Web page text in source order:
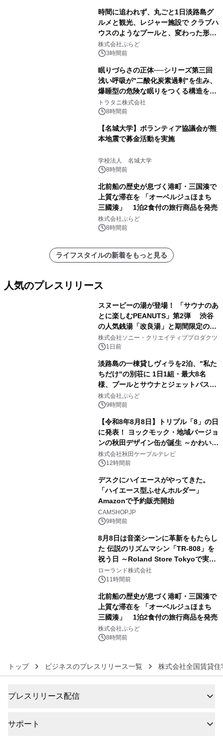
時間に追われず、丸ごと1日淡路島グ
ルメと観光、レジャー施設で クラブハ
ウスのようなプールと、変わった形の
サウナも 「THE BOXY AWAJI」のお
得な素泊まり連泊プランで
株式会社ぷらど
3時間前
眠りづらさの正体──シリーズ第三回
浅い呼吸が"二酸化炭素過剰"を生み、
爆睡型の危険な眠りをつくる構造を解
説
トラタニ株式会社
8時間前
【名城大学】ボランティア協議会が熊
本地震で募金活動を実施
学校法人 名城大学
8時間前
北前船の歴史が息づく港町・三国湊で
上質な滞在を 「オーベルジュほまち
三國湊」 1泊2食付の旅行商品を発売
株式会社ぷらど
8時間前
ライフスタイルの新着をもっと見る
人気のプレスリリース
スヌーピーの湯が登場！ 「サウナのあ
とに楽しむPEANUTS」第2弾 渋谷
の人気銭湯「改良湯」と期間限定のコ
ラボレーション サウナイキタイコラ
ボグッズも発売決定！
株式会社ソニー・クリエイティブプロダクツ
1日前
淡路島の一棟貸しヴィラを2泊、"私た
ちだけ"の別荘に 1日1組・最大8名
様、プールとサウナとジェットバス付
きで Villa Mon Temps AWAJIの連泊
素泊りプラン
株式会社ぷらど
9時間前
【令和8年8月8日】トリプル「8」の日
に発表！ ヨックモック・地域バージョ
ンの秋田デザイン缶が誕生 ～かわいい
秋田犬の子犬と秋田の四季と名所を巡
るパッケージ～ 9月1日(火)秋田県内で
株式会社秋田ケーブルテレビ
12時間前
デスクにハイエースがやってきた。
「ハイエース型ふせんホルダー」
Amazonで予約販売開始
CAMSHOP.JP
9時間前
8月8日は音楽シーンに革新をもたらし
た 伝説のリズムマシン「TR-808」を
祝う日 ～Roland Store Tokyoで実機
を展示しての 記念キャンペーンを開
催 英国ラジオ「NTS」の 特別プログ
アーティストを フィーチャーしたアニ
メーションを公開～
ローランド株式会社
11時間前
北前船の歴史が息づく港町・三国湊で
上質な滞在を 「オーベルジュほまち
三國湊」 1泊2食付の旅行商品を発売
株式会社ぷらど
8時間前
トップ ビジネスのプレスリリース一覧 株式会社全国賃貸住
プレスリリース配信
サポート